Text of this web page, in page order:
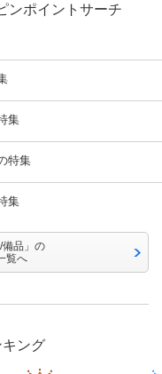
ンポイントサーチ
集
特集
集
備品」の
覧へ
ング